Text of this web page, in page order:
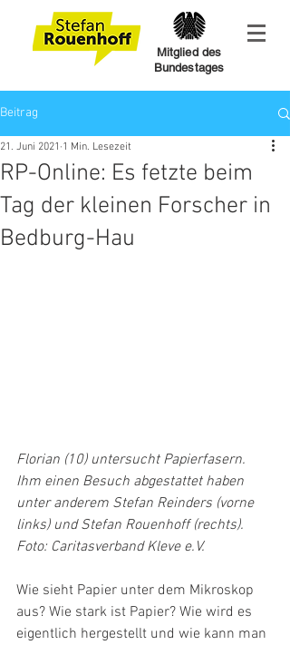
Mitglied des
Bundestages
Beitrag
RP-Online: Es fetzte beim
Tag der kleinen Forscher in
Bedburg-Hau
21. Juni 2021 1 Min. Lesezeit
Florian (10) untersucht Papierfasern.
Ihm einen Besuch abgestattet haben
unter anderem Stefan Reinders (vorne
links) und Stefan Rouenhoff (rechts).
Foto: Caritasverband Kleve e.V.
Wie sieht Papier unter dem Mikroskop
aus? Wie stark ist Papier? Wie wird es
eigentlich hergestellt und wie kann man